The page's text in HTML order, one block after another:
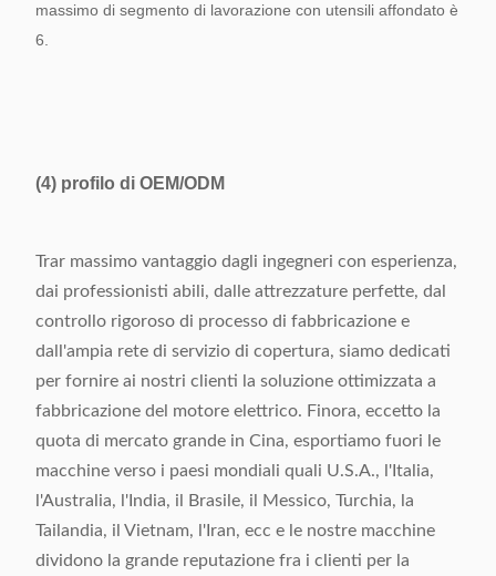
massimo di segmento di lavorazione con utensili affondato è
6.
(4) profilo di OEM/ODM
Trar massimo vantaggio dagli ingegneri con esperienza,
dai professionisti abili, dalle attrezzature perfette, dal
controllo rigoroso di processo di fabbricazione e
dall'ampia rete di servizio di copertura, siamo dedicati
per fornire ai nostri clienti la soluzione ottimizzata a
fabbricazione del motore elettrico. Finora, eccetto la
quota di mercato grande in Cina, esportiamo fuori le
macchine verso i paesi mondiali quali U.S.A., l'Italia,
l'Australia, l'India, il Brasile, il Messico, Turchia, la
Tailandia, il Vietnam, l'Iran, ecc e le nostre macchine
dividono la grande reputazione fra i clienti per la